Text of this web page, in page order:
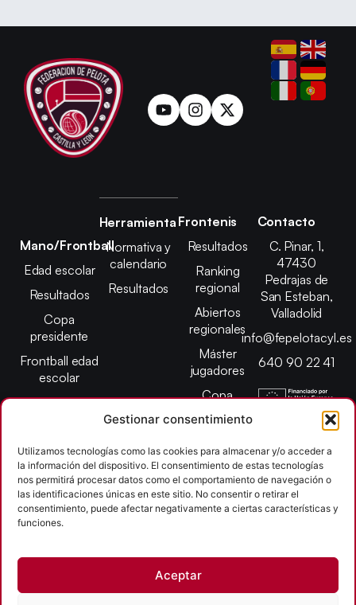
Gestionar consentimiento
Utilizamos tecnologías como las cookies para almacenar y/o acceder a
la información del dispositivo. El consentimiento de estas tecnologías
nos permitirá procesar datos como el comportamiento de navegación o
las identificaciones únicas en este sitio. No consentir o retirar el
consentimiento, puede afectar negativamente a ciertas características y
funciones.
Aceptar
Mano/Frontball
Edad escolar
Resultados
Copa
presidente
Frontball edad
escolar
Herramienta
Normativa y
calendario
Resultados
Frontenis
Resultados
Ranking
regional
Abiertos
regionales
Máster
jugadores
Copa
presidente
escolar
Campeonato
provincial
León
Contacto
C. Pinar, 1,
47430
Pedrajas de
San Esteban,
Valladolid
info@fepelotacyl.es
640 90 22 41
Copyright © 2026
Federación Pelota Castilla y León | FePelotaCyL
| Desarrollado porTOOOLS